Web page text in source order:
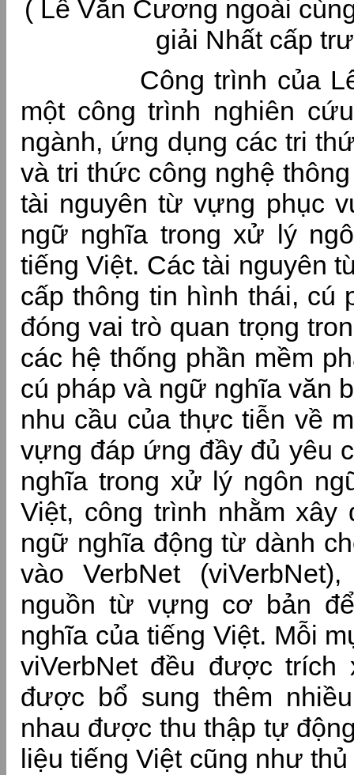
( Lê Văn Cương ngoài
giải Nhất cấp
Công trình của Lê
một công trình nghiên
ngành, ứng dụng các tri
và tri thức công nghệ
tài nguyên từ vựng phục
ngữ nghĩa trong xử lý
tiếng Việt. Các tài nguyên
cấp thông tin hình thái, cú
đóng vai trò quan trọng
các hệ thống phần mềm
cú pháp và ngữ nghĩa văn
nhu cầu của thực tiễn về
vựng đáp ứng đầy đủ yêu
nghĩa trong xử lý ngôn
Việt, công trình nhằm xây
ngữ nghĩa động từ dành
vào VerbNet
nguồn từ vựng cơ bản
nghĩa của tiếng Việt. Mỗi
viVerbNet đều được trích
được bổ sung thêm
nhau được thu thập tự
liệu tiếng Việt cũng như